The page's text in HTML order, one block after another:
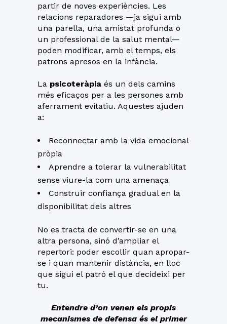
partir de noves experiències. Les
relacions reparadores —ja sigui amb
una parella, una amistat profunda o
un professional de la salut mental—
poden modificar, amb el temps, els
patrons apresos en la infància.
La psicoteràpia és un dels camins
més eficaços per a les persones amb
aferrament evitatiu. Aquestes ajuden
a:
Reconnectar amb la vida emocional
pròpia
Aprendre a tolerar la vulnerabilitat
sense viure-la com una amenaça
Construir confiança gradual en la
disponibilitat dels altres
No es tracta de convertir-se en una
altra persona, sinó d’ampliar el
repertori: poder escollir quan apropar-
se i quan mantenir distància, en lloc
que sigui el patró el que decideixi per
tu.
Entendre d’on venen els propis
mecanismes de defensa és el primer